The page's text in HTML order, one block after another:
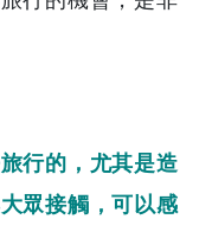
行的，尤其是造
眾接觸，可以感